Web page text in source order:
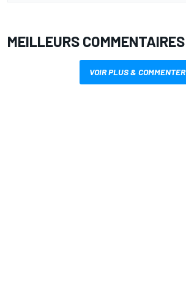
MEILLEURS COMMENTAIRES
VOIR PLUS & COMMENTER